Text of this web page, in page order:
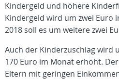
Kindergeld und höhere
Kindergeld wird um zwei Euro
2018 soll es um weitere zwei
Auch der Kinderzuschlag wird
170 Euro im Monat erhöht.
Eltern mit geringen